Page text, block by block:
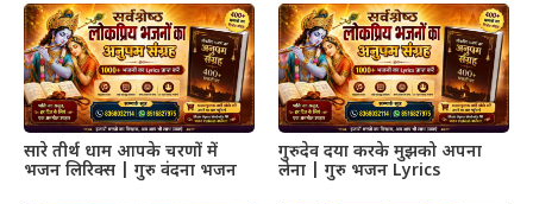
सारे तीर्थ धाम आपके चरणों में
भजन लिरिक्स | गुरु वंदना भजन
गुरुदेव दया करके मुझको अपना
लेना | गुरु भजन Lyrics